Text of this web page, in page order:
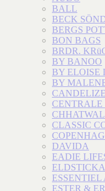
BALL
BECK
BERGS
BON BAGS
BRDR.
BY BANOO
BY ELOISE
BY
CANDELIZE
CENTRALE
CLASSIC
DAVIDA
EADIE
ESSENTIEL
ESTER &